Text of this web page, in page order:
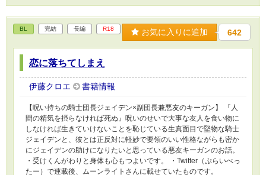
BL 完結 長編 R18 お気に入りに追加 642
恋に落ちてしまえ
伊藤クロエ 書籍情報
【呪い持ちの騎士団長ジェイデン×副団長兼悪友のキーガン】 『人
間の精気を摂らなければ死ぬ』呪いのせいで大事な友人を食い物に
しなければ生きていけないことを恥じている生真面目で堅物な騎士
ジェイデンと、彼とは正反対に軽妙で要領のいい性格ながらも密か
にジェイデンの助けになりたいと思っている悪友キーガンのお話。
・受けくんがわりと身体も心もつよいです。 ・Twitter（ぷらいべっ
たー）で連載後、ムーンライトさんに載せていたものです。